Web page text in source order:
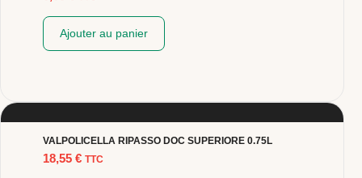
Ajouter au panier
VALPOLICELLA RIPASSO DOC SUPERIORE 0.75L
18,55 € TTC